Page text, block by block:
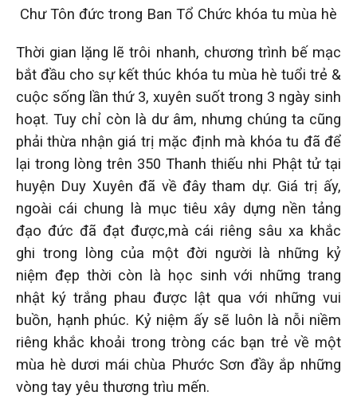
Chư Tôn đức trong Ban Tổ Chức khóa tu mùa hè
Thời gian lặng lẽ trôi nhanh, chương trình bế mạc
bắt đầu cho sự kết thúc khóa tu mùa hè tuổi trẻ &
cuộc sống lần thứ 3, xuyên suốt trong 3 ngày sinh
hoạt. Tuy chỉ còn là dư âm, nhưng chúng ta cũng
phải thừa nhận giá trị mặc định mà khóa tu đã để
lại trong lòng trên 350 Thanh thiếu nhi Phật tử tại
huyện Duy Xuyên đã về đây tham dự. Giá trị ấy,
ngoài cái chung là mục tiêu xây dựng nền tảng
đạo đức đã đạt được,mà cái riêng sâu xa khắc
ghi trong lòng của một đời người là những kỷ
niệm đẹp thời còn là học sinh với những trang
nhật ký trắng phau được lật qua với những vui
buồn, hạnh phúc. Kỷ niệm ấy sẽ luôn là nỗi niềm
riêng khắc khoải trong tròng các bạn trẻ về một
mùa hè dươi mái chùa Phước Sơn đầy ắp những
vòng tay yêu thương trìu mến.